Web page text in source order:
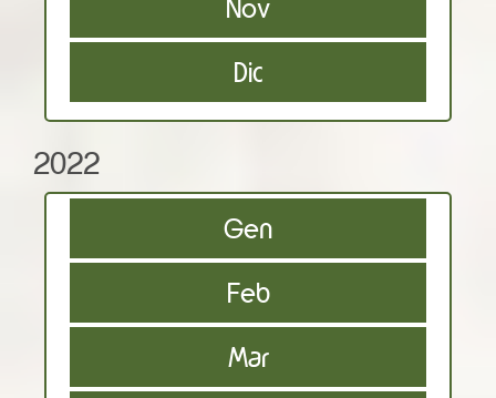
Nov
Dic
2022
Gen
Feb
Mar